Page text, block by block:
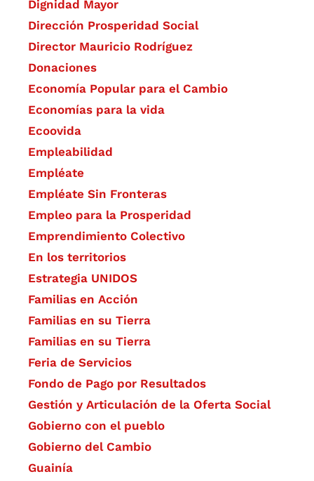
Dignidad Mayor
Dirección Prosperidad Social
Director Mauricio Rodríguez
Donaciones
Economía Popular para el Cambio
Economías para la vida
Ecoovida
Empleabilidad
Empléate
Empléate Sin Fronteras
Empleo para la Prosperidad
Emprendimiento Colectivo
En los territorios
Estrategia UNIDOS
Familias en Acción
Familias en su Tierra
Familias en su Tierra
Feria de Servicios
Fondo de Pago por Resultados
Gestión y Articulación de la Oferta Social
Gobierno con el pueblo
Gobierno del Cambio
Guainía